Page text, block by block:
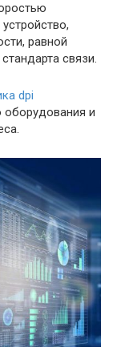
равной
связи.
dpi
оборудования и